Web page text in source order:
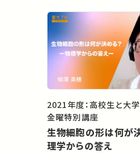
2021年度：高校生と大
金曜特別講座
生物細胞の形は何が
理学からの答え